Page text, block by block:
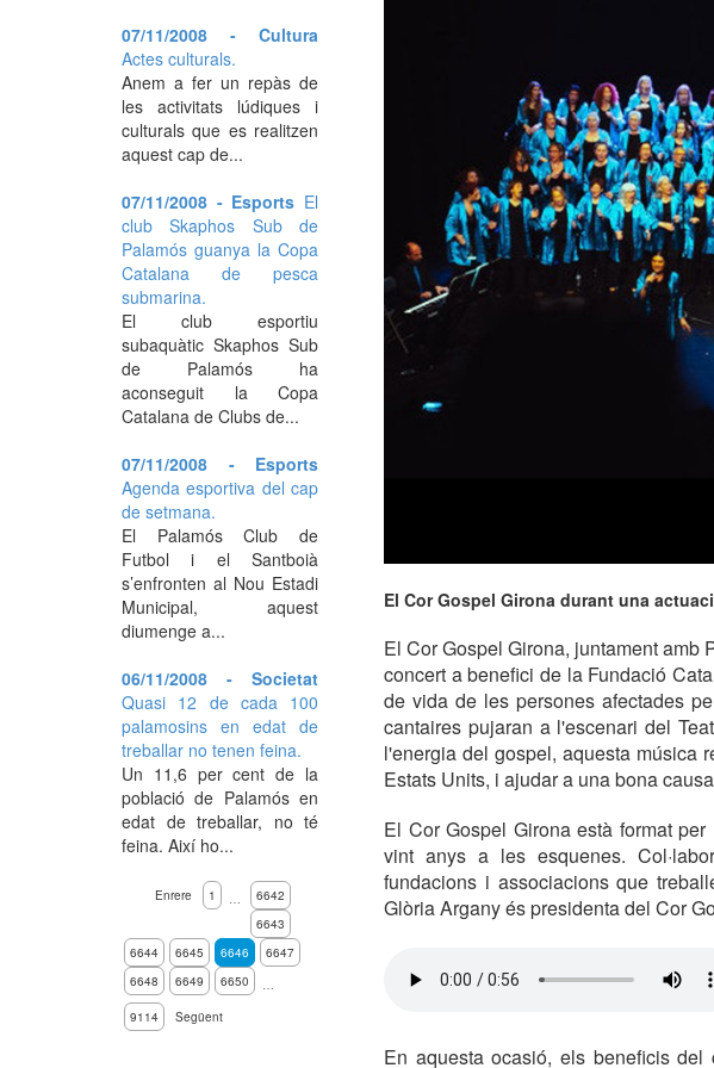
El Cor Gospel Girona durant una
El Cor Gospel Girona, juntament amb
concert a benefici de la Fundació
de vida de les persones afectades
cantaires pujaran a l'escenari del
l'energia del gospel, aquesta música
Estats Units, i ajudar a una bona
El Cor Gospel Girona està format
vint anys a les esquenes.
fundacions i associacions que
Glòria Argany és presidenta del Cor
En aquesta ocasió, els beneficis
07/11/2008 - Cultura
Actes culturals.
Anem a fer un repàs de
les activitats lúdiques i
culturals que es realitzen
aquest cap de...
07/11/2008 - Esports El
club Skaphos Sub de
Palamós guanya la Copa
Catalana de pesca
submarina.
El club esportiu
subaquàtic Skaphos Sub
de Palamós ha
aconseguit la Copa
Catalana de Clubs de...
07/11/2008 - Esports
Agenda esportiva del cap
de setmana.
El Palamós Club de
Futbol i el Santboià
s’enfronten al Nou Estadi
Municipal, aquest
diumenge a...
06/11/2008 - Societat
Quasi 12 de cada 100
palamosins en edat de
treballar no tenen feina.
Un 11,6 per cent de la
població de Palamós en
edat de treballar, no té
feina. Així ho...
Enrere 1 …
6642
6643
6644
6645 6646
6647
6648
6649 6650
…
9114
Següent